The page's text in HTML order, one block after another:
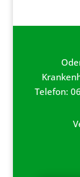
Telefon: